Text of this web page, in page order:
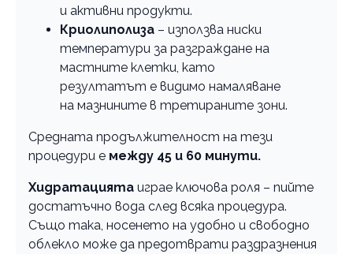
и активни продукти.
Криолиполиза – използва ниски
температури за разграждане на
мастните клетки, като
резултатът е видимо намаляване
на мазнините в третираните зони.
Средната продължителност на тези
процедури е между 45 и 60 минути.
Хидратацията играе ключова роля – пийте
достатъчно вода след всяка процедура.
Също така, носенето на удобно и свободно
облекло може да предотврати раздразнения